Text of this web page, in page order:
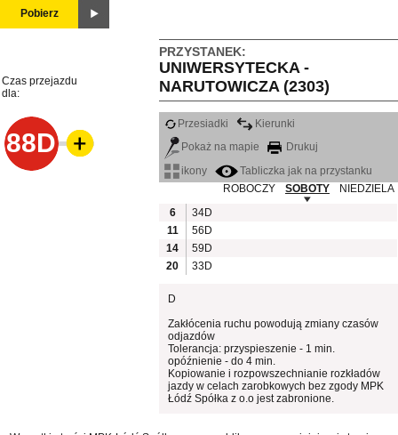
Pobierz
PRZYSTANEK:
UNIWERSYTECKA -
NARUTOWICZA (2303)
Czas przejazdu
dla:
88D
Przesiadki
Kierunki
Pokaż na mapie
Drukuj
ikony
Tabliczka jak na przystanku
ROBOCZY
SOBOTY
NIEDZIELA
6
34D
11
56D
14
59D
20
33D
D
Zakłócenia ruchu powodują zmiany czasów
odjazdów
Tolerancja: przyspieszenie - 1 min.
opóźnienie - do 4 min.
Kopiowanie i rozpowszechnianie rozkładów
jazdy w celach zarobkowych bez zgody MPK
Łódź Spółka z o.o jest zabronione.